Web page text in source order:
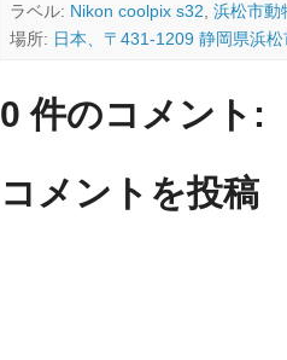
ラベル: Nikon coolpix s32, 浜松市動
場所: 日本、〒431-1209 静岡県浜
0 件のコメント:
コメントを投稿